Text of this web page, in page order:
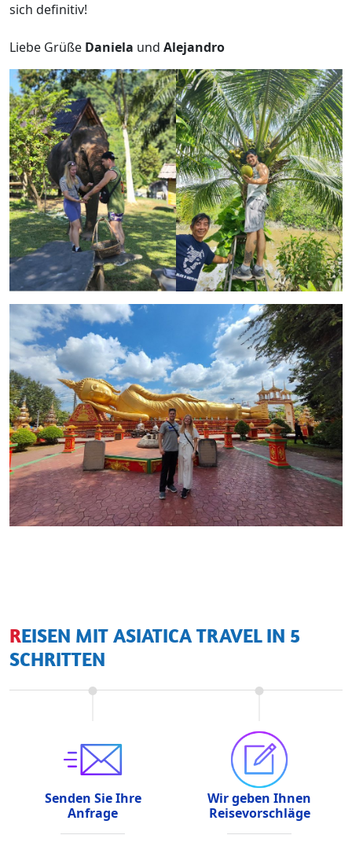
sich definitiv!
Liebe Grüße Daniela und Alejandro
REISEN MIT ASIATICA TRAVEL IN 5
SCHRITTEN
Senden Sie Ihre
Anfrage
Wir geben Ihnen
Reisevorschläge